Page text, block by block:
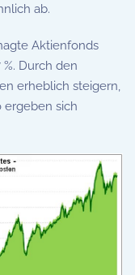
ab.
Aktienfonds
Durch den
erheblich steigern,
ergeben sich